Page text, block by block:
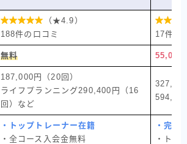

（★4.9）
188件の口コミ
17件の
無料 55,000
187,000円（20回）
ライフプランニング290,400円（16
回）など
・トップトレーナー在籍
・全コース入会金無料
・完全
・トレ